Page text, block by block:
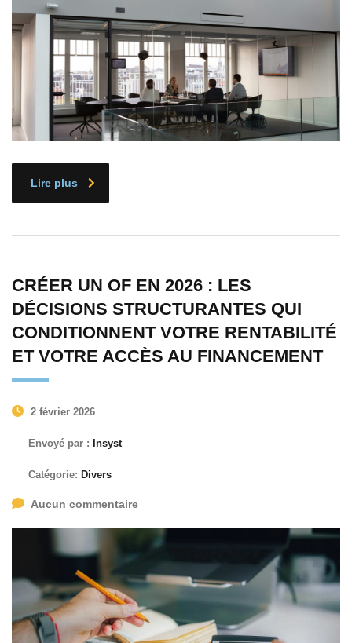
Lire plus
CRÉER UN OF EN 2026 : LES
DÉCISIONS STRUCTURANTES QUI
CONDITIONNENT VOTRE RENTABILITÉ
ET VOTRE ACCÈS AU FINANCEMENT
2 février 2026
Envoyé par : Insyst
Catégorie: Divers
Aucun commentaire